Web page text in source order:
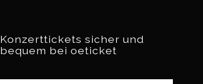
Konzerttickets sicher und
bequem bei oeticket